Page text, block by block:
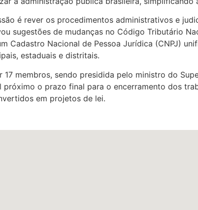
é rever os procedimentos administrativos e
sugestões de mudanças no Código Tributário
Cadastro Nacional de Pessoa Jurídica (CNPJ)
estaduais e distritais.
17 membros, sendo presidida pelo ministro do
próximo o prazo final para o encerramento dos
em projetos de lei.